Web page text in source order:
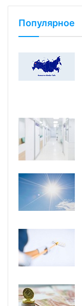
Популярное